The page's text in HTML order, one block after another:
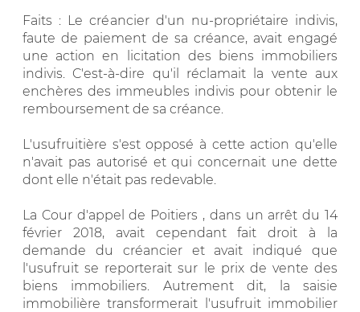
Faits : Le créancier d'un nu-propriétaire indivis,
faute de paiement de sa créance, avait engagé
une action en licitation des biens immobiliers
indivis. C'est-à-dire qu'il réclamait la vente aux
enchères des immeubles indivis pour obtenir le
remboursement de sa créance.
L'usufruitière s'est opposé à cette action qu'elle
n'avait pas autorisé et qui concernait une dette
dont elle n'était pas redevable.
La Cour d'appel de Poitiers , dans un arrêt du 14
février 2018, avait cependant fait droit à la
demande du créancier et avait indiqué que
l'usufruit se reporterait sur le prix de vente des
biens immobiliers. Autrement dit, la saisie
immobilière transformerait l'usufruit immobilier